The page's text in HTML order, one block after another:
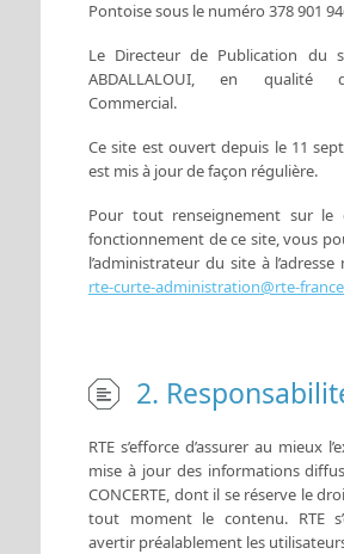
Pontoise sous le numéro 378 901
Le Directeur de Publication du
ABDALLALOUI, en qualité
Commercial.
Ce site est ouvert depuis le 11
est mis à jour de façon régulière.
Pour tout renseignement sur le
fonctionnement de ce site, vous
l’administrateur du site à
rte-curte-administration@rte-
2.
RTE s’efforce d’assurer au mieux
mise à jour des informations
CONCERTE, dont il se réserve le
tout moment le contenu. RTE
avertir préalablement les